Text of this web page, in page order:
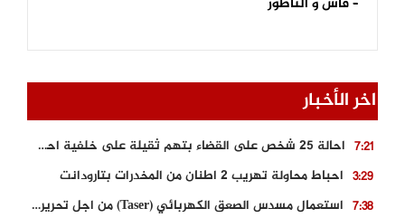
اخر الأخبار
7:21
احالة 25 شخص على القضاء بتهم ثقيلة على خلفية احداث المناطق الشمالية
3:29 احباط محاولة تهريب 2 اطنان من المخدرات بتارودانت
7:38
استعمال مسدس الصعق الكهربائي (Taser) من اجل تحرير شابة محتجزة